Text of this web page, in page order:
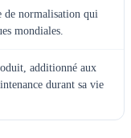
de normalisation qui
mondiales.
additionné aux
durant sa vie